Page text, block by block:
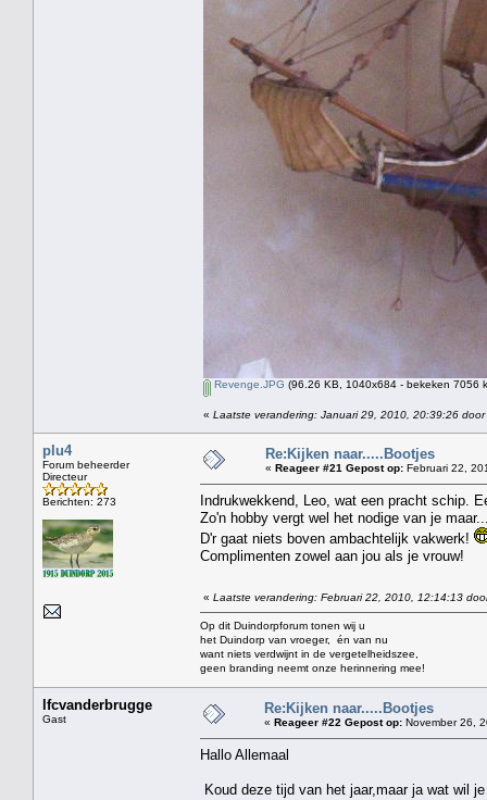
Revenge.JPG (96.26 KB, 1040x684 - bekeken 7056
« Laatste verandering: Januari 29, 2010, 20:39:26
plu4
Forum beheerder
Directeur
Berichten: 273
Re:Kijken naar.....Bootjes
« Reageer #21 Gepost op: Februari 22,
Indrukwekkend, Leo, wat een pracht schip.
Zo'n hobby vergt wel het nodige van je
D'r gaat niets boven ambachtelijk vakwerk!
Complimenten zowel aan jou als je vrouw!
« Laatste verandering: Februari 22, 2010, 12:14:13
Op dit Duindorpforum tonen wij u
het Duindorp van vroeger, én van nu
want niets verdwijnt in de vergetelheidszee,
geen branding neemt onze herinnering mee!
lfcvanderbrugge
Gast
Re:Kijken naar.....Bootjes
« Reageer #22 Gepost op: November 26,
Hallo Allemaal
Koud deze tijd van het jaar,maar ja wat wil